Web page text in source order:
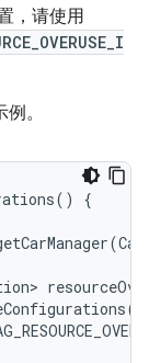
，请使用
。
()
{
(Car
(